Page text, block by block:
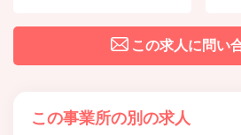
この求人に問い
この事業所の別の求人